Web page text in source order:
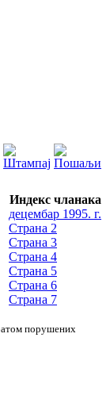
Индекс чланака
децембар 1995. г.
Страна 2
Страна 3
Страна 4
Страна 5
Страна 6
Страна 7
порушених